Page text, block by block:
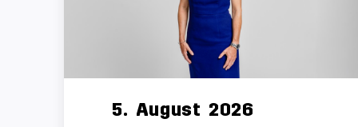
5. August 2026